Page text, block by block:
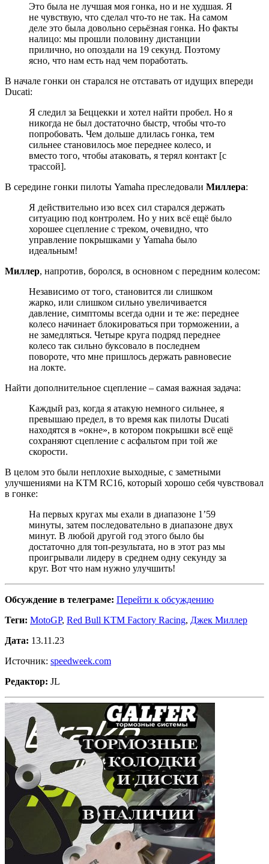
Это была не лучшая моя гонка, но и не худшая. Я
не чувствую, что сделал что-то не так. На самом
деле это была довольно серьёзная гонка. Но факты
налицо: мы прошли половину дистанции
прилично, но опоздали на 19 секунд. Поэтому
ясно, что нам есть над чем поработать.
В начале гонки он старался не отставать от идущих впереди
Ducati:
Я следил за Беццекки и хотел найти пробел. Но я
никогда не был достаточно быстр, чтобы что-то
попробовать. Чем дольше длилась гонка, тем
сильнее становилось мое переднее колесо, и
вместо того, чтобы атаковать, я терял контакт [с
трассой].
В середине гонки пилоты Yamaha преследовали Миллера:
Я действительно изо всех сил старался держать
ситуацию под контролем. Но у них всё ещё было
хорошее сцепление с треком, очевидно, что
управление покрышками у Yamaha было
идеальным!
Миллер, напротив, боролся, в основном с передним колесом:
Независимо от того, становится ли слишком
жарко, или слишком сильно увеличивается
давление, симптомы всегда одни и те же: переднее
колесо начинает блокироваться при торможении, а
не замедляться. Четыре круга подряд переднее
колесо так сильно буксовало в последнем
повороте, что мне пришлось держать равновесие
на локте.
Найти дополнительное сцепление – самая важная задача:
Каждый раз, когда я атакую немного сильнее, я
превышаю предел, в то время как пилоты Ducati
находятся в «окне», в котором покрышки всё ещё
сохраняют сцепление с асфальтом при той же
скорости.
В целом это были неплохие выходные, с заметными
улучшениями на KTM RC16, который хорошо себя чувствовал
в гонке:
На первых кругах мы ехали в диапазоне 1’59
минуты, затем последовательно в диапазоне двух
минут. В любой другой год этого было бы
достаточно для топ-результата, но в этот раз мы
проигрывали лидеру в среднем одну секунду за
круг. Вот что нам нужно улучшить!
Обсуждение в телеграме: Перейти к обсуждению
Теги: MotoGP, Red Bull KTM Factory Racing, Джек Миллер
Дата: 13.11.23
Источник: speedweek.com
Редактор: JL